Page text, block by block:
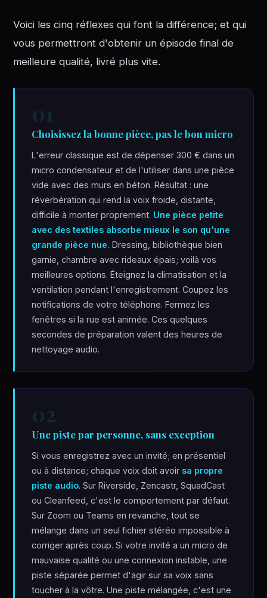
Voici les cinq réflexes qui font la différence; et qui
vous permettront d'obtenir un épisode final de
meilleure qualité, livré plus vite.
01
Choisissez la bonne pièce, pas le bon micro
L'erreur classique est de dépenser 300 € dans un
micro condensateur et de l'utiliser dans une pièce
vide avec des murs en béton. Résultat : une
réverbération qui rend la voix froide, distante,
difficile à monter proprement. Une pièce petite
avec des textiles absorbe mieux le son qu'une
grande pièce nue. Dressing, bibliothèque bien
garnie, chambre avec rideaux épais; voilà vos
meilleures options. Éteignez la climatisation et la
ventilation pendant l'enregistrement. Coupez les
notifications de votre téléphone. Fermez les
fenêtres si la rue est animée. Ces quelques
secondes de préparation valent des heures de
nettoyage audio.
02
Une piste par personne, sans exception
Si vous enregistrez avec un invité; en présentiel
ou à distance; chaque voix doit avoir sa propre
piste audio. Sur Riverside, Zencastr, SquadCast
ou Cleanfeed, c'est le comportement par défaut.
Sur Zoom ou Teams en revanche, tout se
mélange dans un seul fichier stéréo impossible à
corriger après coup. Si votre invité a un micro de
mauvaise qualité ou une connexion instable, une
piste séparée permet d'agir sur sa voix sans
toucher à la vôtre. Une piste mélangée, c'est une